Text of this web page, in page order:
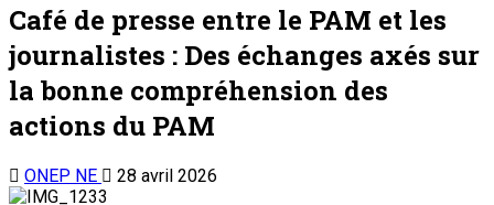
Café de presse entre le PAM et les
journalistes : Des échanges axés sur
la bonne compréhension des
actions du PAM
ONEP NE
28 avril 2026